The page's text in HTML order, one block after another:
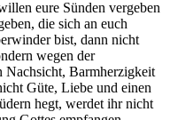
eure Sünden vergeben
die sich an euch
bist, dann nicht
wegen der
Nachsicht, Barmherzigkeit
Güte, Liebe und einen
hegt, werdet ihr nicht